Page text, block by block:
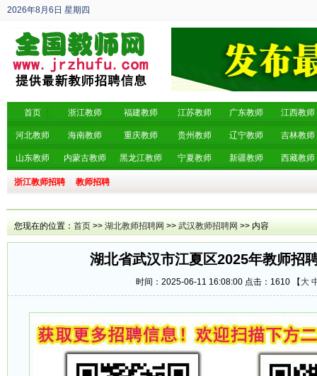
2026年8月6日 星期四
丙午年 六月廿四
首页 浙江教师 福建教师 江苏教师 广东教师 江西教师
河北教师 海南教师 重庆教师 贵州教师 辽宁教师 吉林教师
山东教师 内蒙古教师 黑龙江教师 宁夏教师 新疆教师 西藏教师
浙江教师招聘 教师招聘
您现在的位置： 首页 >> 湖北教师招聘网 >> 武汉教师招聘网 >> 内容
湖北省武汉市江夏区2025年教师招
时间：2025-06-11 16:08:00 点击： 1610 【 大